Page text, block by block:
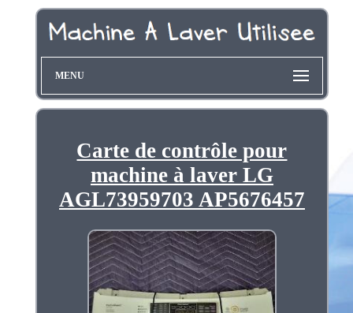
MENU
Carte de contrôle pour
machine à laver LG
AGL73959703 AP5676457